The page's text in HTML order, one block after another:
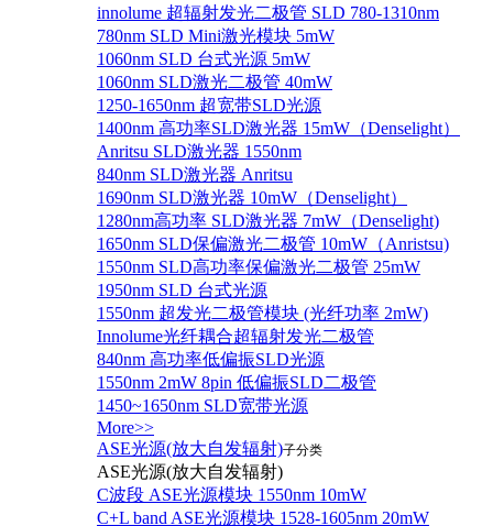
innolume 超辐射发光二极管 SLD 780-1310nm
780nm SLD Mini激光模块 5mW
1060nm SLD 台式光源 5mW
1060nm SLD激光二极管 40mW
1250-1650nm 超宽带SLD光源
1400nm 高功率SLD激光器 15mW（Denselight）
Anritsu SLD激光器 1550nm
840nm SLD激光器 Anritsu
1690nm SLD激光器 10mW（Denselight）
1280nm高功率 SLD激光器 7mW（Denselight)
1650nm SLD保偏激光二极管 10mW（Anristsu)
1550nm SLD高功率保偏激光二极管 25mW
1950nm SLD 台式光源
1550nm 超发光二极管模块 (光纤功率 2mW)
Innolume光纤耦合超辐射发光二极管
840nm 高功率低偏振SLD光源
1550nm 2mW 8pin 低偏振SLD二极管
1450~1650nm SLD宽带光源
More>>
ASE光源(放大自发辐射)子分类
ASE光源(放大自发辐射)
C波段 ASE光源模块 1550nm 10mW
C+L band ASE光源模块 1528-1605nm 20mW